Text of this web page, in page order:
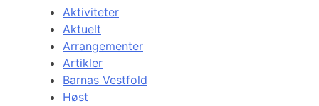
Aktiviteter
Aktuelt
Arrangementer
Artikler
Barnas Vestfold
Høst